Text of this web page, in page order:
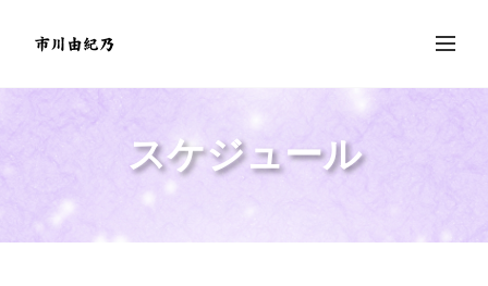
スケジュール